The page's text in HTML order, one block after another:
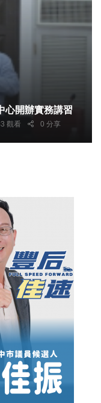
服務中心開辦實務講習
觀看 0 分享